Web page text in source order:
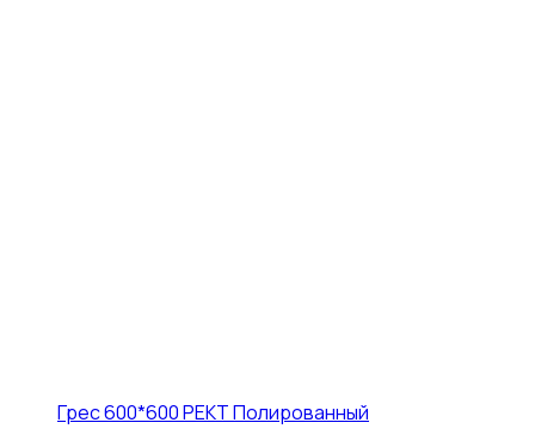
Грес 600*600 РЕКТ Полированный